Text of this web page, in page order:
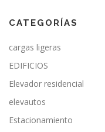
CATEGORÍAS
cargas ligeras
EDIFICIOS
Elevador residencial
elevautos
Estacionamiento